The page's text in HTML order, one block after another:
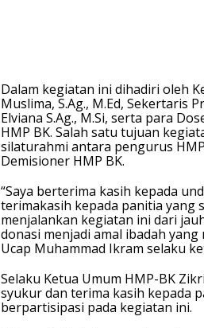
Dalam kegiatan ini dihadiri oleh
Muslima, S.Ag., M.Ed, Sekertaris
Elviana S.Ag., M.Si, serta para
HMP BK. Salah satu tujuan
silaturahmi antara pengurus
Demisioner HMP BK.
“Saya berterima kasih kepada
terimakasih kepada panitia yang
menjalankan kegiatan ini dari
donasi menjadi amal ibadah yang
Ucap Muhammad Ikram selaku
Selaku Ketua Umum HMP-BK
syukur dan terima kasih kepada
berpartisipasi pada kegiatan ini.